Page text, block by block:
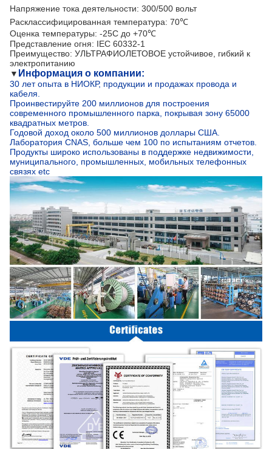
Напряжение тока деятельности: 300/500 вольт
Расклассифицированная температура: 70℃
Оценка температуры: -25C до +70℃
Представление огня: IEC 60332-1
Преимущество: УЛЬТРАФИОЛЕТОВОЕ устойчивое, гибкий к
электропитанию
▼ Информация о компании:
30 лет опыта в НИОКР, продукции и продажах провода и
кабеля.
Проинвестируйте 200 миллионов для построения
современного промышленного парка, покрывая зону 65000
квадратных метров.
Годовой доход около 500 миллионов доллары США.
Лаборатория CNAS, больше чем 100 по испытаниям отчетов.
Продукты широко использованы в поддержке недвижимости,
муниципального, промышленных, мобильных телефонных
связях etc